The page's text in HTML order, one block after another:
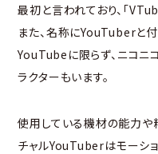
最初と言われており、「
また、名称にYouTuberと
YouTubeに限らず、ニコニ
ラクターもいます。
使用している機材の能力や
チャルYouTuberはモーシ